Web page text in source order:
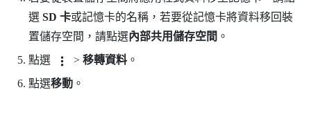
選 SD 卡或記憶卡的名稱，若要從記憶卡將資料移回裝
置儲存空間，請點選內部共用儲存空間 。
點選 > 移轉資料。
點選移動。